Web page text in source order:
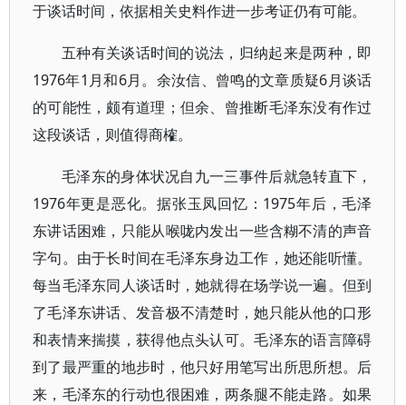
于谈话时间，依据相关史料作进一步考证仍有可能。
五种有关谈话时间的说法，归纳起来是两种，即
1976年1月和6月。余汝信、曾鸣的文章质疑6月谈话
的可能性，颇有道理；但余、曾推断毛泽东没有作过
这段谈话，则值得商榷。
毛泽东的身体状况自九一三事件后就急转直下，
1976年更是恶化。据张玉凤回忆：1975年后，毛泽
东讲话困难，只能从喉咙内发出一些含糊不清的声音
字句。由于长时间在毛泽东身边工作，她还能听懂。
每当毛泽东同人谈话时，她就得在场学说一遍。但到
了毛泽东讲话、发音极不清楚时，她只能从他的口形
和表情来揣摸，获得他点头认可。毛泽东的语言障碍
到了最严重的地步时，他只好用笔写出所思所想。后
来，毛泽东的行动也很困难，两条腿不能走路。如果